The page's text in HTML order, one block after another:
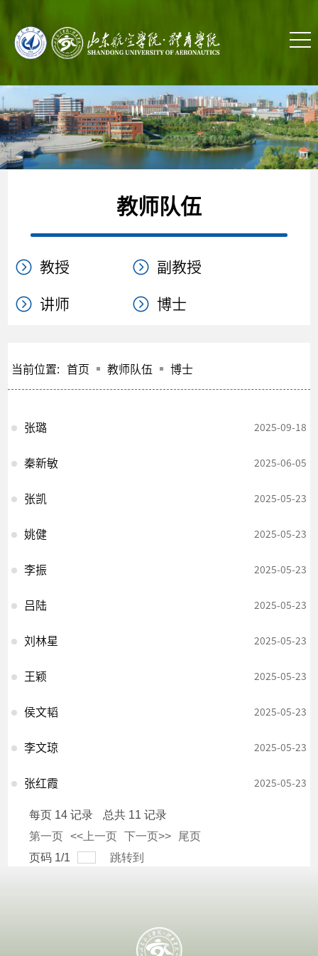
教师队伍
教授
副教授
讲师
博士
当前位置: 首页 教师队伍 博士
张璐 2025-09-18
秦新敏 2025-06-05
张凯 2025-05-23
姚健 2025-05-23
李振 2025-05-23
吕陆 2025-05-23
刘林星 2025-05-23
王颖 2025-05-23
侯文韬 2025-05-23
李文琼 2025-05-23
张红霞 2025-05-23
每页 14 记录 总共 11 记录
第一页
<<上一页 下一页>>
尾页
页码 1/1 跳转到